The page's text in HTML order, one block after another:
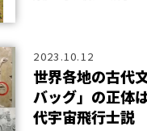
2023.10.12
世界各地の古代
バッグ」の正体
代宇宙飛行士説